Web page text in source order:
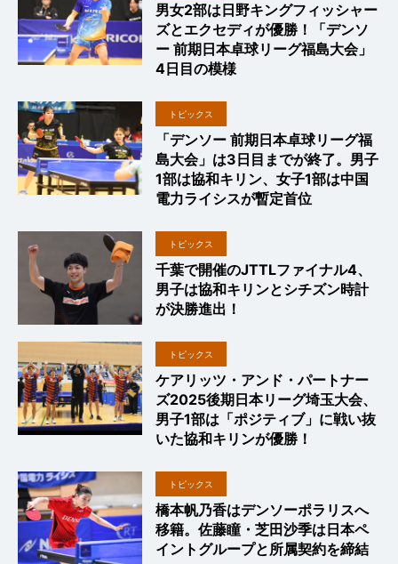
男女2部は日野キングフィッシャー
ズとエクセディが優勝！「デンソ
ー 前期日本卓球リーグ福島大会」
4日目の模様
トピックス
「デンソー 前期日本卓球リーグ福
島大会」は3日目までが終了。男子
1部は協和キリン、女子1部は中国
電力ライシスが暫定首位
トピックス
千葉で開催のJTTLファイナル4、
男子は協和キリンとシチズン時計
が決勝進出！
トピックス
ケアリッツ・アンド・パートナー
ズ2025後期日本リーグ埼玉大会、
男子1部は「ポジティブ」に戦い抜
いた協和キリンが優勝！
トピックス
橋本帆乃香はデンソーポラリスへ
移籍。佐藤瞳・芝田沙季は日本ペ
イントグループと所属契約を締結